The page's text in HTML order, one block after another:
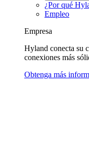
¿Por qué
Empleo
Empresa
Hyland conecta su
conexiones más
Obtenga más